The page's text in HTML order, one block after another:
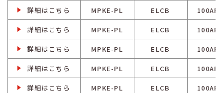
詳細はこちら MPKE-PL ELCB 100AF/
詳細はこちら MPKE-PL ELCB 100AF/
詳細はこちら MPKE-PL ELCB 100AF/
詳細はこちら MPKE-PL ELCB 100AF/
詳細はこちら MPKE-PL ELCB 100AF/